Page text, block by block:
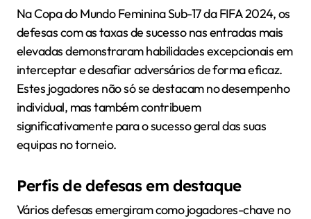
Na Copa do Mundo Feminina Sub-17 da FIFA 2024, os
defesas com as taxas de sucesso nas entradas mais
elevadas demonstraram habilidades excepcionais em
interceptar e desafiar adversários de forma eficaz.
Estes jogadores não só se destacam no desempenho
individual, mas também contribuem
significativamente para o sucesso geral das suas
equipas no torneio.
Perfis de defesas em destaque
Vários defesas emergiram como jogadores-chave no